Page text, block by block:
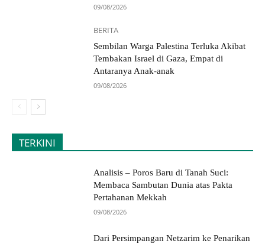
09/08/2026
BERITA
Sembilan Warga Palestina Terluka Akibat
Tembakan Israel di Gaza, Empat di
Antaranya Anak-anak
09/08/2026
TERKINI
Analisis – Poros Baru di Tanah Suci:
Membaca Sambutan Dunia atas Pakta
Pertahanan Mekkah
09/08/2026
Dari Persimpangan Netzarim ke Penarikan